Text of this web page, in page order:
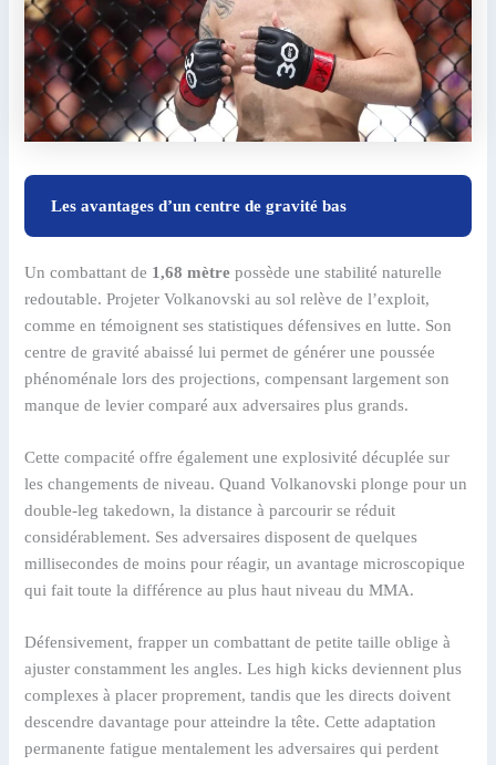
Les avantages d’un centre de gravité bas
Un combattant de 1,68 mètre possède une stabilité naturelle
redoutable. Projeter Volkanovski au sol relève de l’exploit,
comme en témoignent ses statistiques défensives en lutte. Son
centre de gravité abaissé lui permet de générer une poussée
phénoménale lors des projections, compensant largement son
manque de levier comparé aux adversaires plus grands.
Cette compacité offre également une explosivité décuplée sur
les changements de niveau. Quand Volkanovski plonge pour un
double-leg takedown, la distance à parcourir se réduit
considérablement. Ses adversaires disposent de quelques
millisecondes de moins pour réagir, un avantage microscopique
qui fait toute la différence au plus haut niveau du MMA.
Défensivement, frapper un combattant de petite taille oblige à
ajuster constamment les angles. Les high kicks deviennent plus
complexes à placer proprement, tandis que les directs doivent
descendre davantage pour atteindre la tête. Cette adaptation
permanente fatigue mentalement les adversaires qui perdent